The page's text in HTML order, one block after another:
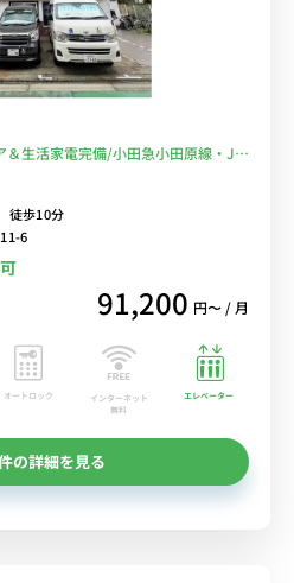
生活家電完備/小田急小田原線・JR
ど複数あり買い物に便利■選べるWi-
徒歩10分
6
91,200 円〜 / 月
オートロック
インターネット
無料
エレベーター
の詳細を見る